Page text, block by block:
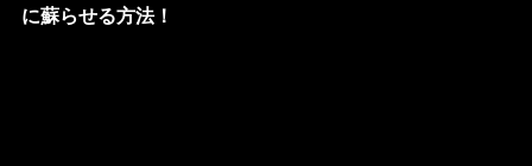
に蘇らせる方法！